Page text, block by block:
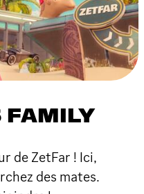
FAMILY
de ZetFar ! Ici,
des mates.